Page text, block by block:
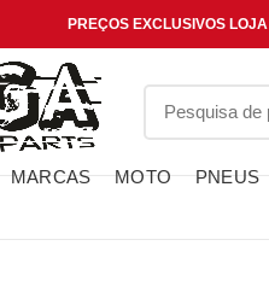
PREÇOS EXCLUSIVOS
MARCAS MOTO PNEUS